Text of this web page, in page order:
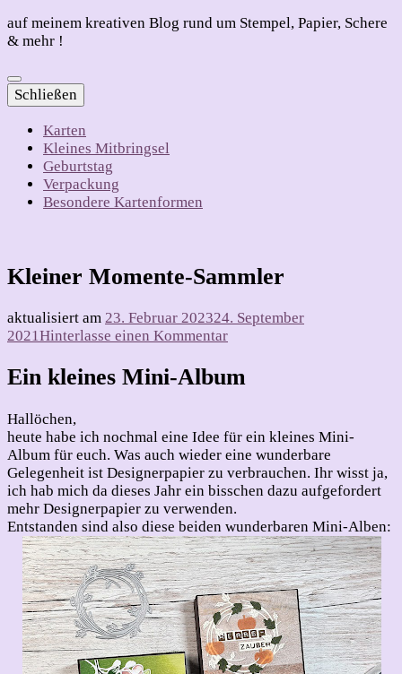
auf meinem kreativen Blog rund um Stempel, Papier, Schere
& mehr !
Schließen
Karten
Kleines Mitbringsel
Geburtstag
Verpackung
Besondere Kartenformen
Kleiner Momente-Sammler
aktualisiert am 23. Februar 202324. September
2021Hinterlasse einen Kommentarzu
Momente-
Sammler
Ein kleines Mini-Album
Hallöchen,
heute habe ich nochmal eine Idee für ein kleines Mini-
Album für euch. Was auch wieder eine wunderbare
Gelegenheit ist Designerpapier zu verbrauchen. Ihr wisst ja,
ich hab mich da dieses Jahr ein bisschen dazu aufgefordert
mehr Designerpapier zu verwenden.
Entstanden sind also diese beiden wunderbaren Mini-Alben: